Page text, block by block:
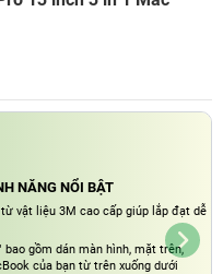
NĂNG NỔI BẬT
vật liệu 3M cao cấp giúp lắp đạt dễ
bao gồm dán màn hình, mặt trên,
của bạn từ trên xuống dưới